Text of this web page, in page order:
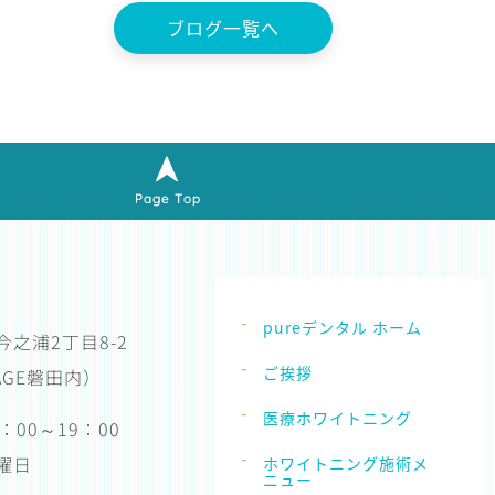
ブログ一覧へ
之浦2丁目8-2
磐田内）
00～19：00
pureデンタル ホーム
ご挨拶
医療ホワイトニング
ホワイトニング施術メ
ニュー